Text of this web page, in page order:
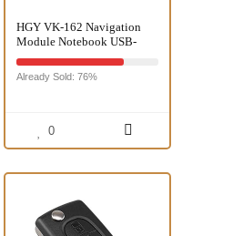
HGY VK-162 Navigation
Module Notebook USB-
interface GPS-ontvanger for
Google Earth DC3.3-5V
Already Sold: 76%
0